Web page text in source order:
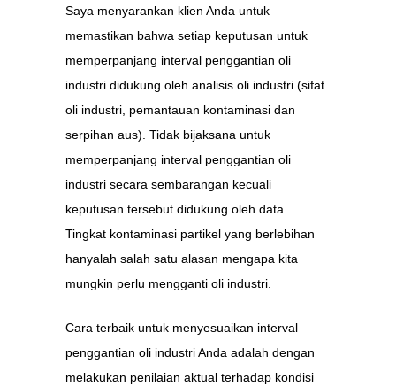
Saya menyarankan klien Anda untuk
memastikan bahwa setiap keputusan untuk
memperpanjang interval penggantian oli
industri didukung oleh analisis oli industri (sifat
oli industri, pemantauan kontaminasi dan
serpihan aus). Tidak bijaksana untuk
memperpanjang interval penggantian oli
industri secara sembarangan kecuali
keputusan tersebut didukung oleh data.
Tingkat kontaminasi partikel yang berlebihan
hanyalah salah satu alasan mengapa kita
mungkin perlu mengganti oli industri.
Cara terbaik untuk menyesuaikan interval
penggantian oli industri Anda adalah dengan
melakukan penilaian aktual terhadap kondisi